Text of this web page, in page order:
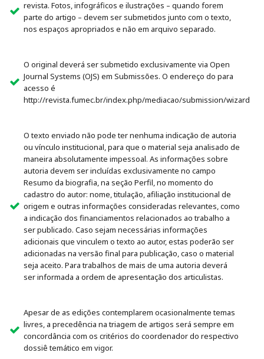
revista. Fotos, infográficos e ilustrações – quando forem
parte do artigo – devem ser submetidos junto com o texto,
nos espaços apropriados e não em arquivo separado.
O original deverá ser submetido exclusivamente via Open
Journal Systems (OJS) em Submissões. O endereço do para
acesso é
http://revista.fumec.br/index.php/mediacao/submission/wizard
O texto enviado não pode ter nenhuma indicação de autoria
ou vínculo institucional, para que o material seja analisado de
maneira absolutamente impessoal. As informações sobre
autoria devem ser incluídas exclusivamente no campo
Resumo da biografia, na seção Perfil, no momento do
cadastro do autor: nome, titulação, afiliação institucional de
origem e outras informações consideradas relevantes, como
a indicação dos financiamentos relacionados ao trabalho a
ser publicado. Caso sejam necessárias informações
adicionais que vinculem o texto ao autor, estas poderão ser
adicionadas na versão final para publicação, caso o material
seja aceito. Para trabalhos de mais de uma autoria deverá
ser informada a ordem de apresentação dos articulistas.
Apesar de as edições contemplarem ocasionalmente temas
livres, a precedência na triagem de artigos será sempre em
concordância com os critérios do coordenador do respectivo
dossiê temático em vigor.